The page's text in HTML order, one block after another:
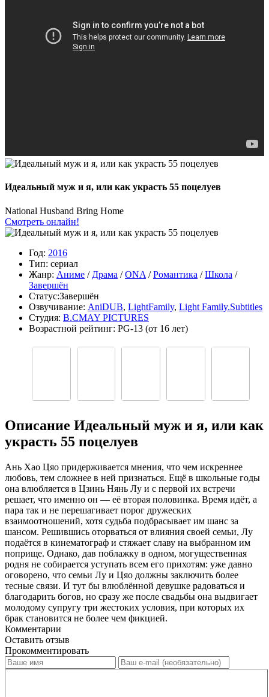
Идеальный муж и я, или как украсть 55 поцелуев
National Husband Bring Home
Смотреть онлайн!
Год: 2016
Тип: сериал
Жанр: Аниме / Драма /ONA /Романтика /Школа /
Завершён
Статус:Завершён
Озвучивание: AniDUB, LightFamily, Light Family.Subtitles
Студия: B.CMAY PICTURES
Возрастной рейтинг: PG-13 (от 16 лет)
Описание Идеальный муж и я, или как
украсть 55 поцелуев
Ань Хао Цяо придерживается мнения, что чем искреннее
любовь, тем сложнее в ней признаться. Ещё в школьные годы
она влюбляется в Цзинь Нянь Лу и с первой их встречи
решает, что именно он — её вторая половинка. Время идёт, а
пара так и не перешагивает порог дружеских
взаимоотношений, хотя судьба подбрасывает им шанс за
шансом. Решившись оторваться от влияния своей семьи, Лу
подаётся в кинематограф и стяжает славу на выбранном им
поприще. Однако, дав поблажку в одном, могущественная
родня не собирается уступать всем его прихотям: уже давно
оговорено, что семьи Лу и Цяо должны заключить более
тесные связи. И тут бы влюблённой девушке радоваться и
благодарить богов, но сразу же после свадьбы она выдвигает
молодому супругу три жестоких условия, при которых их
брак становится не более чем фикцией.
Комментарии
Оставить отзыв
Прокомментировать